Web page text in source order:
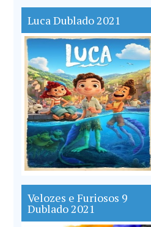
Luca Dublado 2021
Velozes e Furiosos 9
Dublado 2021